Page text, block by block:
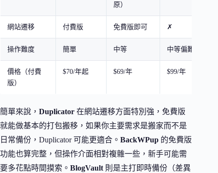
原）
網站遷移 付費版 免費版即可 ✗
操作難度 簡單 中等 中等偏難
價格（付費
版）
$70/年起 $69/年 $99/年
簡單來說， Duplicator 在網站遷移方面特別強，免費版
就能做基本的打包搬移，如果你主要需求是搬家而不是
日常備份，Duplicator 可能更適合。 BackWPup 的免費版
功能也算完整，但操作介面相對複雜一些，新手可能需
要多花點時間摸索。 BlogVault 則是主打即時備份（差異